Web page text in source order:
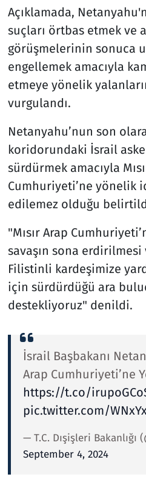
Açıklamada,
suçları örtbas etmek ve
görüşmelerinin sonuca
engellemek amacıyla
etmeye yönelik
vurgulandı.
Netanyahu’nun son
koridorundaki İsrail
sürdürmek amacıyla
Cumhuriyeti’ne yönelik
edilemez olduğu
"Mısır Arap
savaşın sona
Filistinli kardeşimize
için sürdürdüğü ara
destekliyoruz" denildi.
İsrail Başbakanı
Arap Cumhuriyeti’ne
https://t.co/
pic.twitter.com/
— T.C. Dışişleri Bakanlığı
September 4, 2024